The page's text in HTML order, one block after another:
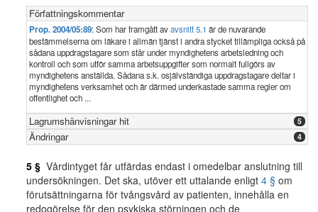
Författningskommentar
Prop. 2004/05:89: Som har framgått avavsnitt 5.1 är de nuvarande
bestämmelserna om läkare i allmän tjänst i andra stycket tillämpliga också på
sådana uppdragstagare som står under myndighetens arbetsledning och
kontroll och som utför samma arbetsuppgifter som normalt fullgörs av
myndighetens anställda. Sådana s.k. osjälvständiga uppdragstagare deltar i
myndighetens verksamhet och är därmed underkastade samma regler om
offentlighet och ...
Lagrumshänvisningar hit 5
Ändringar 4
5 § Vårdintyget får utfärdas endast i omedelbar anslutning till
undersökningen. Det ska, utöver ett uttalande enligt 4 § om
förutsättningarna för tvångsvård av patienten, innehålla en
redogörelse för den psykiska störningen och de